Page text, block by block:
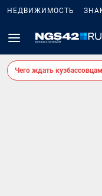
НЕДВИЖИМОСТЬ
Чего ждать